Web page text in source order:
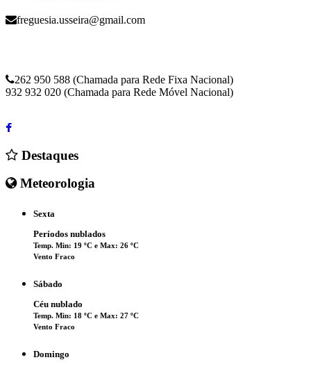
freguesia.usseira@gmail.com
262 950 588 (Chamada para Rede Fixa Nacional)
932 932 020 (Chamada para Rede Móvel Nacional)
Destaques
Meteorologia
Sexta
Períodos nublados
Temp. Min: 19 ºC e Max: 26 ºC
Vento Fraco
Sábado
Céu nublado
Temp. Min: 18 ºC e Max: 27 ºC
Vento Fraco
Domingo